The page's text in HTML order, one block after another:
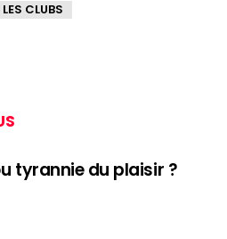
CLUBS
tyrannie du plaisir ?